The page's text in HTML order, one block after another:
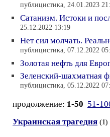
публицистика, 24.01.2023
Сатанизм. Истоки и
25.12.2022 13:19
Нет сил молчать.
публицистика, 07.12.2022
Золотая нефть для
Зеленский-шахматная
публицистика, 05.12.2022
продолжение: 1-50 51-
Украинская трагедия (1)